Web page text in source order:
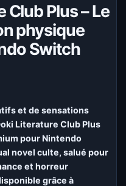
Plus – Le
physique
Switch
et de sensations
Literature Club Plus
pour Nintendo
novel culte, salué pour
et horreur
grâce à